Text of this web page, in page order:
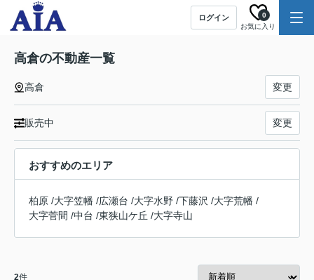
ログイン
お気に入り
0
高倉の不動産一覧
高倉 変更
販売中 変更
おすすめのエリア
柏原 /大字笠幡 /広瀬台 /大字水野 /下藤沢 /大字荒幡 /
大字菅間 /中台 /東狭山ケ丘 /大字寺山
2件